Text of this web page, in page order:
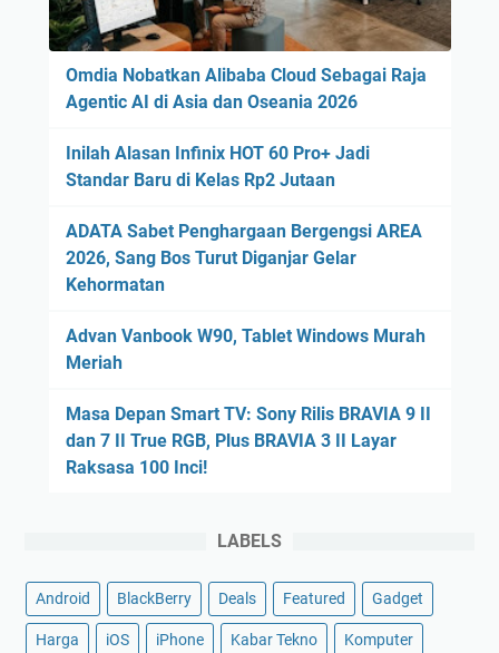
Omdia Nobatkan Alibaba Cloud Sebagai Raja
Agentic AI di Asia dan Oseania 2026
Inilah Alasan Infinix HOT 60 Pro+ Jadi
Standar Baru di Kelas Rp2 Jutaan
ADATA Sabet Penghargaan Bergengsi AREA
2026, Sang Bos Turut Diganjar Gelar
Kehormatan
Advan Vanbook W90, Tablet Windows Murah
Meriah
Masa Depan Smart TV: Sony Rilis BRAVIA 9 II
dan 7 II True RGB, Plus BRAVIA 3 II Layar
Raksasa 100 Inci!
LABELS
Android BlackBerry Deals Featured Gadget
Harga iOS iPhone Kabar Tekno Komputer